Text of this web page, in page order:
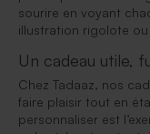
sourire en voyant
illustration rigolote
Un cadeau utile,
Chez Tadaaz, nos
faire plaisir tout en
personnaliser est